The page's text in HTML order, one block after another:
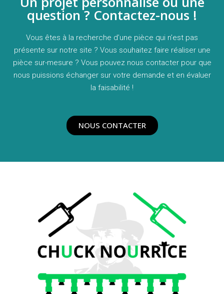
question ? Contactez-nous !
Vous êtes à la recherche d’une pièce qui n’est pas
présente sur notre site ? Vous souhaitez faire réaliser une
pièce sur-mesure ? Vous pouvez nous contacter pour que
nous puissions échanger sur votre demande et en évaluer
la faisabilité !
NOUS CONTACTER